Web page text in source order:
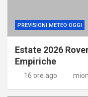
PREVISIONI METEO OGGI
Estate 2026
Empiriche
16 ore ago